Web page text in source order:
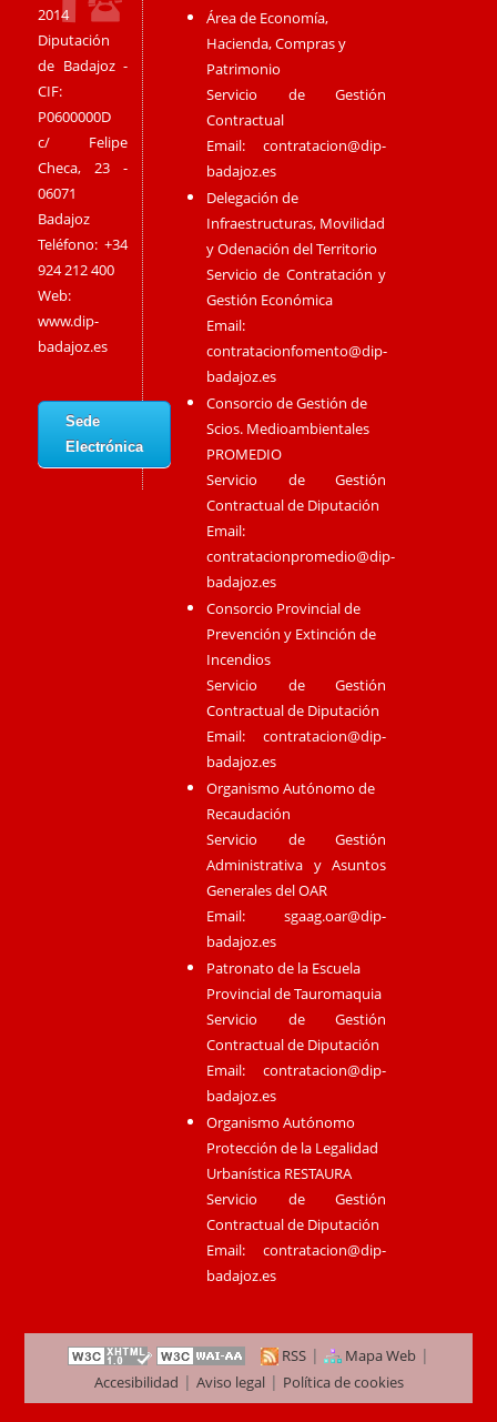
2014
Diputación
de Badajoz -
CIF:
P0600000D
c/ Felipe
Checa, 23 -
06071
Badajoz
Teléfono: +34
924 212 400
Web:
www.dip-
badajoz.es
Sede
Electrónica
Área de Economía,
Hacienda, Compras y
Patrimonio
Servicio de Gestión
Contractual
Email:contratacion@dip-
badajoz.es
Delegación de
Infraestructuras, Movilidad
y Odenación del Territorio
Servicio de Contratación y
Gestión Económica
Email:
contratacionfomento@dip-
badajoz.es
Consorcio de Gestión de
Scios. Medioambientales
PROMEDIO
Servicio de Gestión
Contractual de Diputación
Email:
contratacionpromedio@dip-
badajoz.es
Consorcio Provincial de
Prevención y Extinción de
Incendios
Servicio de Gestión
Contractual de Diputación
Email:contratacion@dip-
badajoz.es
Organismo Autónomo de
Recaudación
Servicio de Gestión
Administrativa y Asuntos
Generales del OAR
Email:sgaag.oar@dip-
badajoz.es
Patronato de la Escuela
Provincial de Tauromaquia
Servicio de Gestión
Contractual de Diputación
Email:contratacion@dip-
badajoz.es
Organismo Autónomo
Protección de la Legalidad
Urbanística RESTAURA
Servicio de Gestión
Contractual de Diputación
Email:contratacion@dip-
badajoz.es
RSS | Mapa Web |
Accesibilidad | Aviso legal| Política de cookies